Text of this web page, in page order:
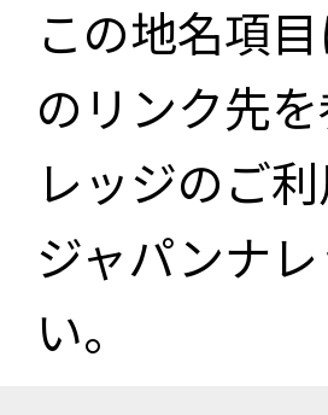
この地名項
のリンク先
レッジのご
ジャパンナ
い。